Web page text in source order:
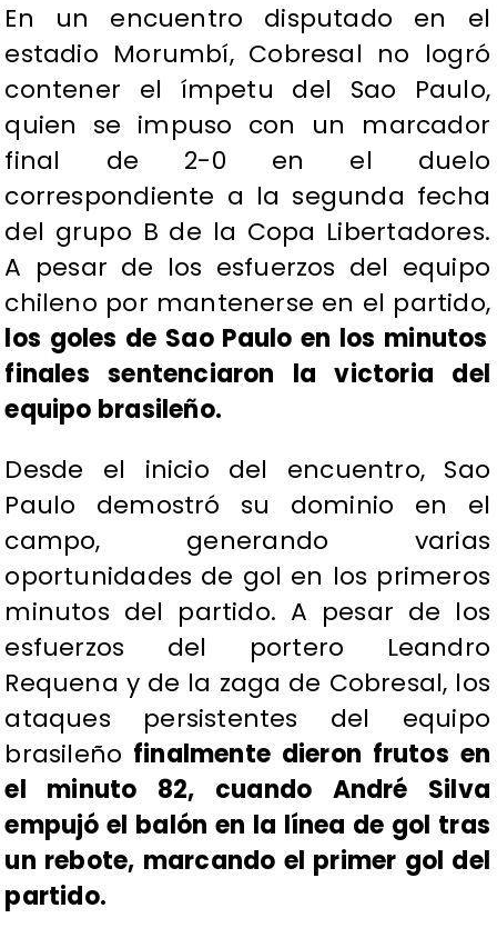
​En un encuentro disputado en el
estadio Morumbí, Cobresal no logró
contener el ímpetu del Sao Paulo,
quien se impuso con un marcador
final de 2-0 en el duelo
correspondiente a la segunda fecha
del grupo B de la Copa Libertadores.
A pesar de los esfuerzos del equipo
chileno por mantenerse en el partido,
los goles de Sao Paulo en los minutos
finales sentenciaron la victoria del
equipo brasileño.
​Desde el inicio del encuentro, Sao
Paulo demostró su dominio en el
campo, generando varias
oportunidades de gol en los primeros
minutos del partido. A pesar de los
esfuerzos del portero Leandro
Requena y de la zaga de Cobresal, los
ataques persistentes del equipo
brasileño finalmente dieron frutos en
el minuto 82, cuando André Silva
empujó el balón en la línea de gol tras
un rebote, marcando el primer gol del
partido.